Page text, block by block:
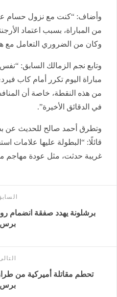
من المباراة، بسبب اعتماد
وكان من الضروري التعامل مع
وتابع نجم الزمالك السابق:
مباراة اليوم تكرر أمام كاب
من هذه النقطة، خاصة أن
في الدقائق الأخيرة”.
قائلًا: “البطولة عليها علامات
غريبة حدثت، مثل عودة مهاجم
برشلونة يهدد صفقة انضمام
برس
برس